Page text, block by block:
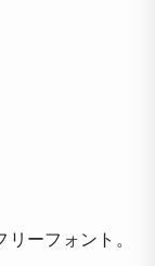
ーフォント。